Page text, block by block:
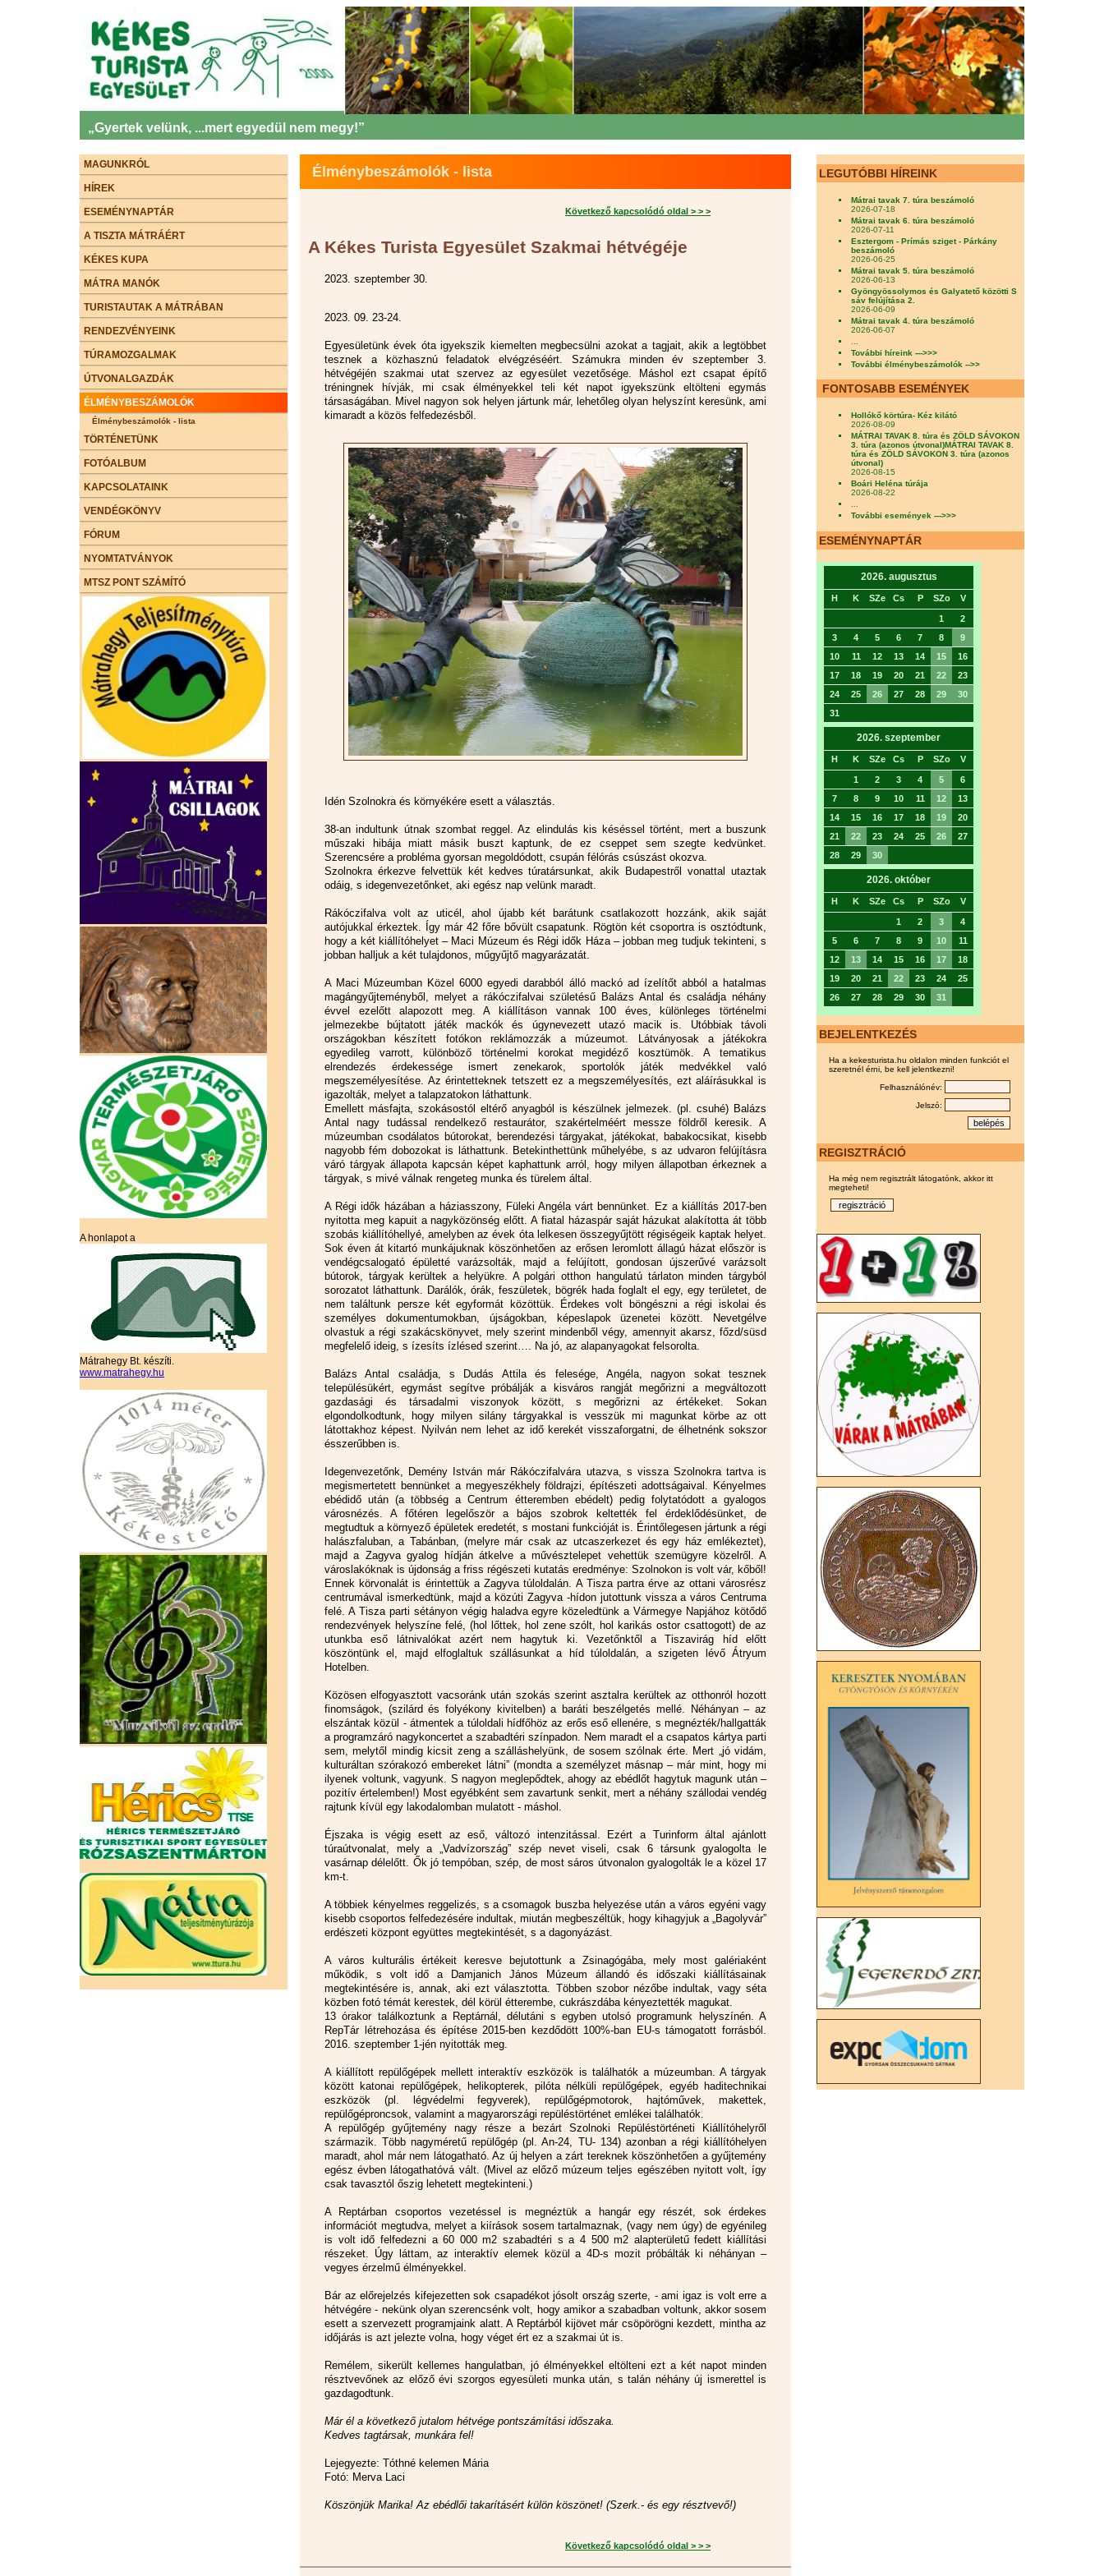
„Gyertek velünk, ...mert egyedül nem megy!”
MAGUNKRÓL
HÍREK
ESEMÉNYNAPTÁR
A TISZTA MÁTRÁÉRT
KÉKES KUPA
MÁTRA MANÓK
TURISTAUTAK A MÁTRÁBAN
RENDEZVÉNYEINK
TÚRAMOZGALMAK
ÚTVONALGAZDÁK
ÉLMÉNYBESZÁMOLÓK
Élménybeszámolók - lista
TÖRTÉNETÜNK
FOTÓALBUM
KAPCSOLATAINK
VENDÉGKÖNYV
FÓRUM
NYOMTATVÁNYOK
MTSZ PONT SZÁMÍTÓ
A honlapot a
Mátrahegy Bt. készíti.
www.matrahegy.hu
Élménybeszámolók - lista
Következő kapcsolódó oldal > > >
A Kékes Turista Egyesület Szakmai hétvégéje
2023. szeptember 30.
2023. 09. 23-24.
Egyesületünk évek óta igyekszik kiemelten megbecsülni azokat a tagjait, akik a legtöbbet
tesznek a közhasznú feladatok elvégzéséért. Számukra minden év szeptember 3.
hétvégéjén szakmai utat szervez az egyesület vezetősége. Máshol ezt csapat építő
tréningnek hívják, mi csak élményekkel teli két napot igyekszünk eltölteni egymás
társaságában. Mivel nagyon sok helyen jártunk már, lehetőleg olyan helyszínt keresünk, ami
kimaradt a közös felfedezésből.
Idén Szolnokra és környékére esett a választás.
38-an indultunk útnak szombat reggel. Az elindulás kis késéssel történt, mert a buszunk
műszaki hibája miatt másik buszt kaptunk, de ez cseppet sem szegte kedvünket.
Szerencsére a probléma gyorsan megoldódott, csupán félórás csúszást okozva.
Szolnokra érkezve felvettük két kedves túratársunkat, akik Budapestről vonattal utaztak
odáig, s idegenvezetőnket, aki egész nap velünk maradt.
Rákóczifalva volt az uticél, ahol újabb két barátunk csatlakozott hozzánk, akik saját
autójukkal érkeztek. Így már 42 főre bővült csapatunk. Rögtön két csoportra is osztódtunk,
hogy a két kiállítóhelyet – Maci Múzeum és Régi idők Háza – jobban meg tudjuk tekinteni, s
jobban halljuk a két tulajdonos, műgyűjtő magyarázatát.
A Maci Múzeumban Közel 6000 egyedi darabból álló mackó ad ízelítőt abból a hatalmas
magángyűjteményből, melyet a rákóczifalvai születésű Balázs Antal és családja néhány
évvel ezelőtt alapozott meg. A kiállításon vannak 100 éves, különleges történelmi
jelmezekbe bújtatott játék mackók és úgynevezett utazó macik is. Utóbbiak távoli
országokban készített fotókon reklámozzák a múzeumot. Látványosak a játékokra
egyedileg varrott, különböző történelmi korokat megidéző kosztümök. A tematikus
elrendezés érdekessége ismert zenekarok, sportolók játék medvékkel való
megszemélyesítése. Az érintetteknek tetszett ez a megszemélyesítés, ezt aláírásukkal is
igazolták, melyet a talapzatokon láthattunk.
Emellett másfajta, szokásostól eltérő anyagból is készülnek jelmezek. (pl. csuhé) Balázs
Antal nagy tudással rendelkező restaurátor, szakértelméért messze földről keresik. A
múzeumban csodálatos bútorokat, berendezési tárgyakat, játékokat, babakocsikat, kisebb
nagyobb fém dobozokat is láthattunk. Betekinthettünk műhelyébe, s az udvaron felújításra
váró tárgyak állapota kapcsán képet kaphattunk arról, hogy milyen állapotban érkeznek a
tárgyak, s mivé válnak rengeteg munka és türelem által.
A Régi idők házában a háziasszony, Füleki Angéla várt bennünket. Ez a kiállítás 2017-ben
nyitotta meg kapuit a nagyközönség előtt. A fiatal házaspár saját házukat alakította át több
szobás kiállítóhellyé, amelyben az évek óta lelkesen összegyűjtött régiségeik kaptak helyet.
Sok éven át kitartó munkájuknak köszönhetően az erősen leromlott állagú házat először is
vendégcsalogató épületté varázsolták, majd a felújított, gondosan újszerűvé varázsolt
bútorok, tárgyak kerültek a helyükre. A polgári otthon hangulatú tárlaton minden tárgyból
sorozatot láthattunk. Darálók, órák, feszületek, bögrék hada foglalt el egy, egy területet, de
nem találtunk persze két egyformát közöttük. Érdekes volt böngészni a régi iskolai és
személyes dokumentumokban, újságokban, képeslapok üzenetei között. Nevetgélve
olvastuk a régi szakácskönyvet, mely szerint mindenből végy, amennyit akarsz, főzd/süsd
megfelelő ideig, s ízesíts ízlésed szerint…. Na jó, az alapanyagokat felsorolta.
Balázs Antal családja, s Dudás Attila és felesége, Angéla, nagyon sokat tesznek
településükért, egymást segítve próbálják a kisváros rangját megőrizni a megváltozott
gazdasági és társadalmi viszonyok között, s megőrizni az értékeket. Sokan
elgondolkodtunk, hogy milyen silány tárgyakkal is vesszük mi magunkat körbe az ott
látottakhoz képest. Nyilván nem lehet az idő kerekét visszaforgatni, de élhetnénk sokszor
ésszerűbben is.
Idegenvezetőnk, Demény István már Rákóczifalvára utazva, s vissza Szolnokra tartva is
megismertetett bennünket a megyeszékhely földrajzi, építészeti adottságaival. Kényelmes
ebédidő után (a többség a Centrum étteremben ebédelt) pedig folytatódott a gyalogos
városnézés. A főtéren legelőször a bájos szobrok keltették fel érdeklődésünket, de
megtudtuk a környező épületek eredetét, s mostani funkcióját is. Érintőlegesen jártunk a régi
halászfaluban, a Tabánban, (melyre már csak az utcaszerkezet és egy ház emlékeztet),
majd a Zagyva gyalog hídján átkelve a művésztelepet vehettük szemügyre közelről. A
városlakóknak is újdonság a friss régészeti kutatás eredménye: Szolnokon is volt vár, kőből!
Ennek körvonalát is érintettük a Zagyva túloldalán. A Tisza partra érve az ottani városrész
centrumával ismerkedtünk, majd a közúti Zagyva -hídon jutottunk vissza a város Centruma
felé. A Tisza parti sétányon végig haladva egyre közeledtünk a Vármegye Napjához kötődő
rendezvények helyszíne felé, (hol lőttek, hol zene szólt, hol karikás ostor csattogott) de az
utunkba eső látnivalókat azért nem hagytuk ki. Vezetőnktől a Tiszavirág híd előtt
köszöntünk el, majd elfoglaltuk szállásunkat a híd túloldalán, a szigeten lévő Átryum
Hotelben.
Közösen elfogyasztott vacsoránk után szokás szerint asztalra kerültek az otthonról hozott
finomságok, (szilárd és folyékony kivitelben) a baráti beszélgetés mellé. Néhányan – az
elszántak közül - átmentek a túloldali hídfőhöz az erős eső ellenére, s megnézték/hallgatták
a programzáró nagykoncertet a szabadtéri színpadon. Nem maradt el a csapatos kártya parti
sem, melytől mindig kicsit zeng a szálláshelyünk, de sosem szólnak érte. Mert „jó vidám,
kulturáltan szórakozó embereket látni” (mondta a személyzet másnap – már mint, hogy mi
ilyenek voltunk, vagyunk. S nagyon meglepődtek, ahogy az ebédlőt hagytuk magunk után –
pozitív értelemben!) Most egyébként sem zavartunk senkit, mert a néhány szállodai vendég
rajtunk kívül egy lakodalomban mulatott - máshol.
Éjszaka is végig esett az eső, változó intenzitással. Ezért a Turinform által ajánlott
túraútvonalat, mely a „Vadvízország” szép nevet viseli, csak 6 társunk gyalogolta le
vasárnap délelőtt. Ők jó tempóban, szép, de most sáros útvonalon gyalogolták le a közel 17
km-t.
A többiek kényelmes reggelizés, s a csomagok buszba helyezése után a város egyéni vagy
kisebb csoportos felfedezésére indultak, miután megbeszéltük, hogy kihagyjuk a „Bagolyvár”
erdészeti központ együttes megtekintését, s a dagonyázást.
A város kulturális értékeit keresve bejutottunk a Zsinagógába, mely most galériaként
működik, s volt idő a Damjanich János Múzeum állandó és időszaki kiállításainak
megtekintésére is, annak, aki ezt választotta. Többen szobor nézőbe indultak, vagy séta
közben fotó témát kerestek, dél körül étterembe, cukrászdába kényeztették magukat.
13 órakor találkoztunk a Reptárnál, délutáni s egyben utolsó programunk helyszínén. A
RepTár létrehozása és építése 2015-ben kezdődött 100%-ban EU-s támogatott forrásból.
2016. szeptember 1-jén nyitották meg.
A kiállított repülőgépek mellett interaktív eszközök is találhatók a múzeumban. A tárgyak
között katonai repülőgépek, helikopterek, pilóta nélküli repülőgépek, egyéb haditechnikai
eszközök (pl. légvédelmi fegyverek), repülőgépmotorok, hajtóművek, makettek,
repülőgéproncsok, valamint a magyarországi repüléstörténet emlékei találhatók.
A repülőgép gyűjtemény nagy része a bezárt Szolnoki Repüléstörténeti Kiállítóhelyről
származik. Több nagyméretű repülőgép (pl. An-24, TU- 134) azonban a régi kiállítóhelyen
maradt, ahol már nem látogatható. Az új helyen a zárt tereknek köszönhetően a gyűjtemény
egész évben látogathatóvá vált. (Mivel az előző múzeum teljes egészében nyitott volt, így
csak tavasztól őszig lehetett megtekinteni.)
A Reptárban csoportos vezetéssel is megnéztük a hangár egy részét, sok érdekes
információt megtudva, melyet a kiírások sosem tartalmaznak, (vagy nem úgy) de egyénileg
is volt idő felfedezni a 60 000 m2 szabadtéri s a 4 500 m2 alapterületű fedett kiállítási
részeket. Úgy láttam, az interaktív elemek közül a 4D-s mozit próbálták ki néhányan –
vegyes érzelmű élményekkel.
Bár az előrejelzés kifejezetten sok csapadékot jósolt ország szerte, - ami igaz is volt erre a
hétvégére - nekünk olyan szerencsénk volt, hogy amikor a szabadban voltunk, akkor sosem
esett a szervezett programjaink alatt. A Reptárból kijövet már csöpörögni kezdett, mintha az
időjárás is azt jelezte volna, hogy véget ért ez a szakmai út is.
Remélem, sikerült kellemes hangulatban, jó élményekkel eltölteni ezt a két napot minden
résztvevőnek az előző évi szorgos egyesületi munka után, s talán néhány új ismerettel is
gazdagodtunk.
Már él a következő jutalom hétvége pontszámítási időszaka.
Kedves tagtársak, munkára fel!
Lejegyezte: Tóthné kelemen Mária
Fotó: Merva Laci
Köszönjük Marika! Az ebédlői takarításért külön köszönet! (Szerk.- és egy résztvevő!)
Következő kapcsolódó oldal > > >
LEGUTÓBBI HÍREINK
Mátrai tavak 7. túra beszámoló
2026-07-18
Mátrai tavak 6. túra beszámoló
2026-07-11
Esztergom - Prímás sziget - Párkány
beszámoló
2026-06-25
Mátrai tavak 5. túra beszámoló
2026-06-13
Gyöngyössolymos és Galyatető közötti S
sáv felújítása 2.
2026-06-09
Mátrai tavak 4. túra beszámoló
2026-06-07
További híreink --->>>
További élménybeszámolók -->>
FONTOSABB ESEMÉNYEK
Hollókő körtúra- Kéz kilátó
2026-08-09
MÁTRAI TAVAK 8. túra és ZÖLD SÁVOKON
3. túra (azonos útvonal)MÁTRAI TAVAK 8.
túra és ZÖLD SÁVOKON 3. túra (azonos
útvonal)
2026-08-15
Boári Heléna túrája
2026-08-22
...
További események --->>>
ESEMÉNYNAPTÁR
2026. augusztus
H K SZe Cs P SZo V
1
2
3
4 5 6 7 8
9
10
11 12 13 14 15
16
17
18 19 20 21 22
23
24
25 26 27 28 29
30
31
2026. szeptember
H K SZe Cs P SZo V
1 2 3 4 5
6
7
8 9 10 11 12
13
14
15 16 17 18 19
20
21
22 23 24 25 26
27
28
29 30
2026. október
H K SZe Cs P SZo V
1 2 3
4
5
6 7 8 9 10
11
12
13 14 15 16 17
18
19
20 21 22 23 24
25
26
27 28 29 30 31
BEJELENTKEZÉS
Ha a kekesturista.hu oldalon minden funkciót el
szeretnél érni, be kell jelentkezni!
Felhasználónév:
Jelszó:
REGISZTRÁCIÓ
Ha még nem regisztrált látogatónk, akkor itt
megteheti!